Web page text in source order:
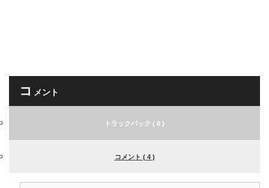
コ メント
トラックバック ( 0 )
コメント ( 4 )